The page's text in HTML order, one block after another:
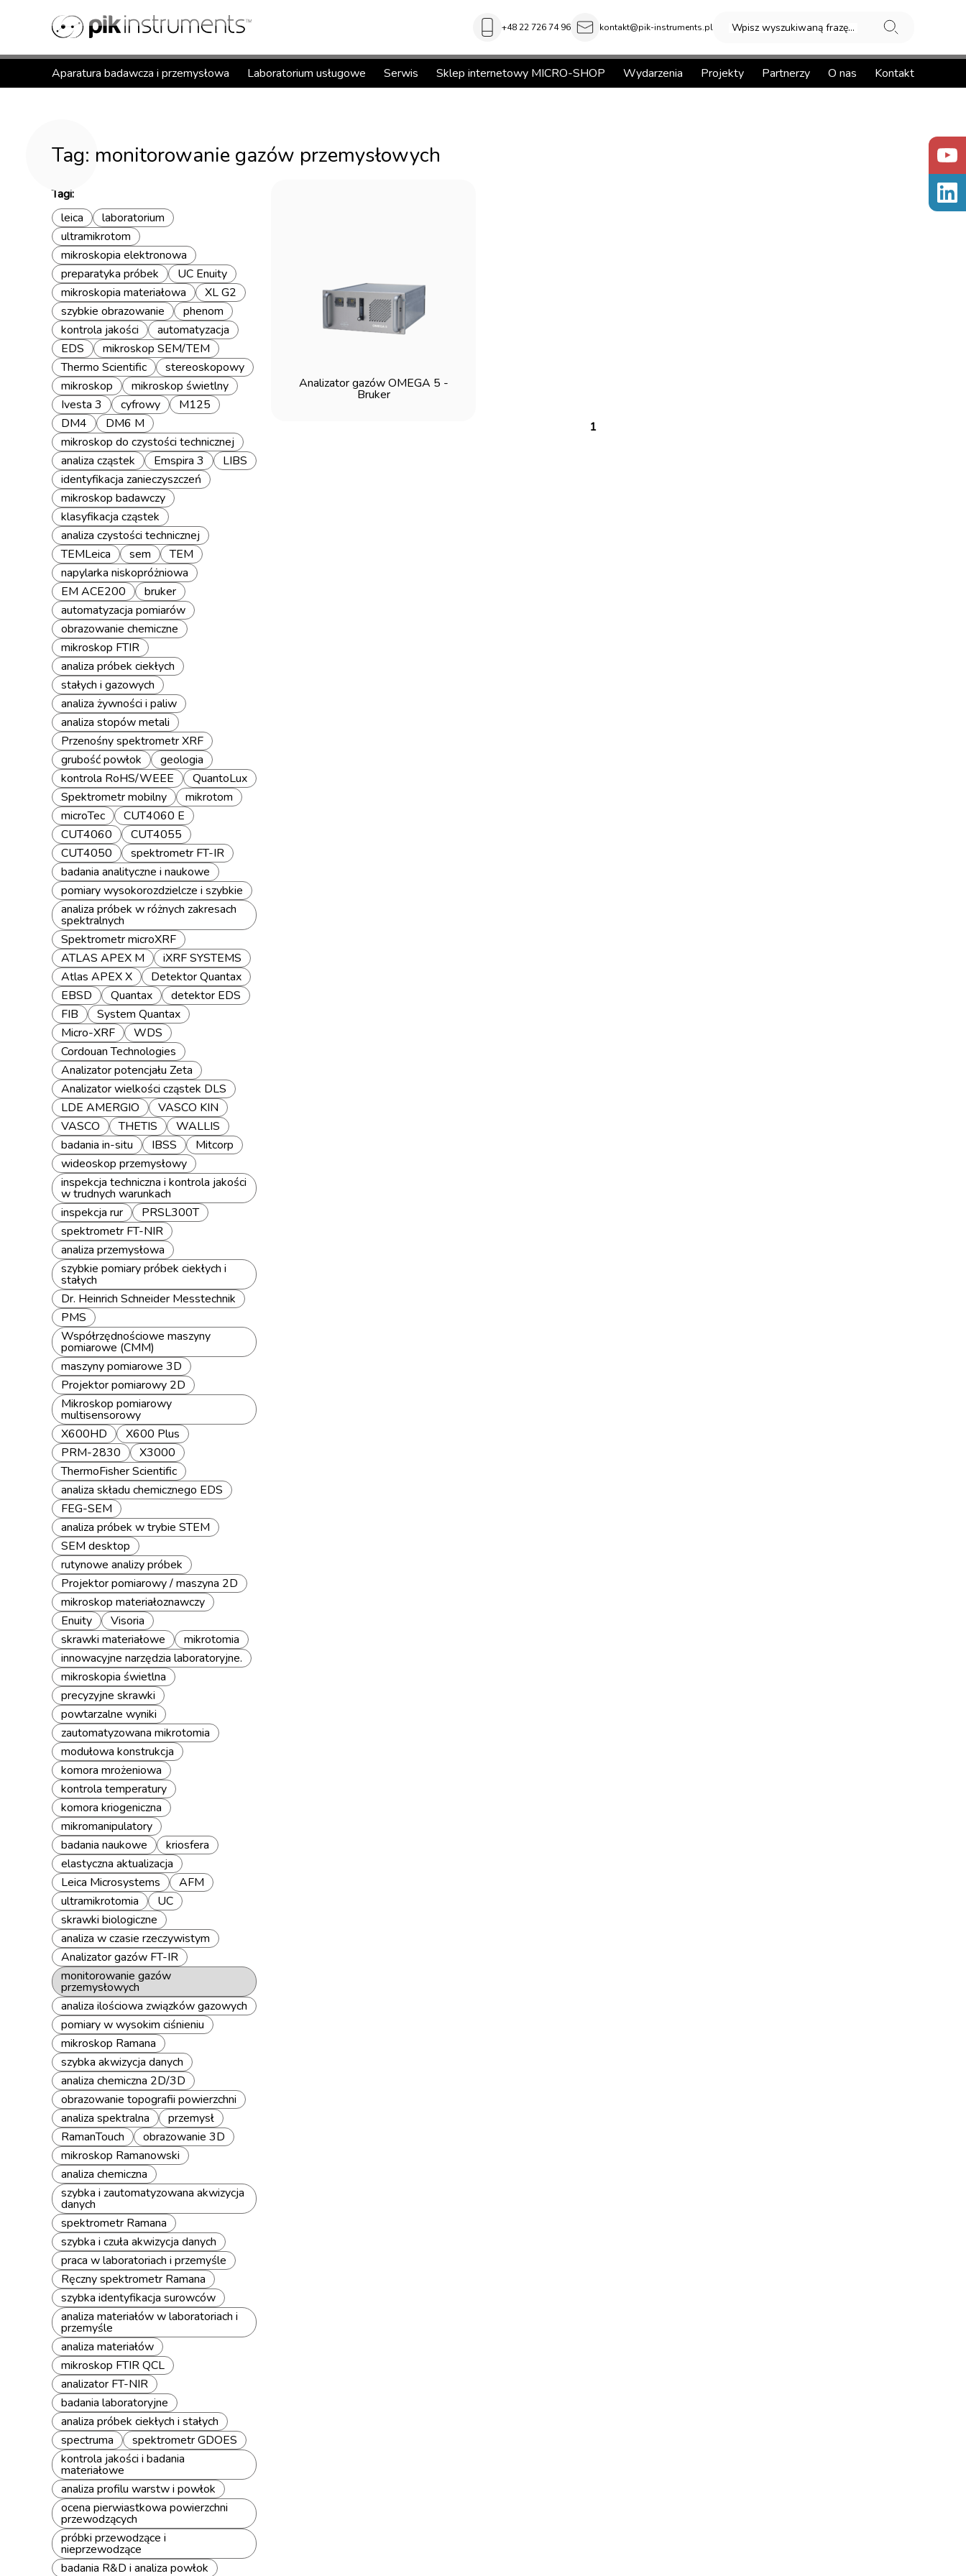
+48 22 726 74 96 kontakt@pik-instruments.pl Wpisz wyszukiwaną frazę...
Aparatura badawcza i przemysłowa Laboratorium usługowe Serwis Sklep internetowy MICRO-SHOP Wydarzenia Projekty Partnerzy O nas Kontakt
Tag: monitorowanie gazów przemysłowych
Tagi:
leica
laboratorium
ultramikrotom
mikroskopia elektronowa
preparatyka próbek
UC Enuity
mikroskopia materiałowa
XL G2
szybkie obrazowanie
phenom
kontrola jakości
automatyzacja
EDS
mikroskop SEM/TEM
Thermo Scientific
stereoskopowy
mikroskop
mikroskop świetlny
Ivesta 3
cyfrowy
M125
DM4
DM6 M
mikroskop do czystości technicznej
analiza cząstek
Emspira 3
LIBS
identyfikacja zanieczyszczeń
mikroskop badawczy
klasyfikacja cząstek
analiza czystości technicznej
TEMLeica
sem
TEM
napylarka niskopróżniowa
EM ACE200
bruker
automatyzacja pomiarów
obrazowanie chemiczne
mikroskop FTIR
analiza próbek ciekłych
stałych i gazowych
analiza żywności i paliw
analiza stopów metali
Przenośny spektrometr XRF
grubość powłok
geologia
kontrola RoHS/WEEE
QuantoLux
Spektrometr mobilny
mikrotom
microTec
CUT4060 E
CUT4060
CUT4055
CUT4050
spektrometr FT-IR
badania analityczne i naukowe
pomiary wysokorozdzielcze i szybkie
analiza próbek w różnych zakresach
spektralnych
Spektrometr microXRF
ATLAS APEX M
iXRF SYSTEMS
Atlas APEX X
Detektor Quantax
EBSD
Quantax
detektor EDS
FIB
System Quantax
Micro-XRF
WDS
Cordouan Technologies
Analizator potencjału Zeta
Analizator wielkości cząstek DLS
LDE AMERGIO
VASCO KIN
VASCO
THETIS
WALLIS
badania in-situ
IBSS
Mitcorp
wideoskop przemysłowy
inspekcja techniczna i kontrola jakości
w trudnych warunkach
inspekcja rur
PRSL300T
spektrometr FT-NIR
analiza przemysłowa
szybkie pomiary próbek ciekłych i
stałych
Dr. Heinrich Schneider Messtechnik
PMS
Współrzędnościowe maszyny
pomiarowe (CMM)
maszyny pomiarowe 3D
Projektor pomiarowy 2D
Mikroskop pomiarowy
multisensorowy
X600HD
X600 Plus
PRM-2830
X3000
ThermoFisher Scientific
analiza składu chemicznego EDS
FEG-SEM
analiza próbek w trybie STEM
SEM desktop
rutynowe analizy próbek
Projektor pomiarowy / maszyna 2D
mikroskop materiałoznawczy
Enuity
Visoria
skrawki materiałowe
mikrotomia
innowacyjne narzędzia laboratoryjne.
mikroskopia świetlna
precyzyjne skrawki
powtarzalne wyniki
zautomatyzowana mikrotomia
modułowa konstrukcja
komora mrożeniowa
kontrola temperatury
komora kriogeniczna
mikromanipulatory
badania naukowe
kriosfera
elastyczna aktualizacja
Leica Microsystems
AFM
ultramikrotomia
UC
skrawki biologiczne
analiza w czasie rzeczywistym
Analizator gazów FT-IR
monitorowanie gazów
przemysłowych
analiza ilościowa związków gazowych
pomiary w wysokim ciśnieniu
mikroskop Ramana
szybka akwizycja danych
analiza chemiczna 2D/3D
obrazowanie topografii powierzchni
analiza spektralna
przemysł
RamanTouch
obrazowanie 3D
mikroskop Ramanowski
analiza chemiczna
szybka i zautomatyzowana akwizycja
danych
spektrometr Ramana
szybka i czuła akwizycja danych
praca w laboratoriach i przemyśle
Ręczny spektrometr Ramana
szybka identyfikacja surowców
analiza materiałów w laboratoriach i
przemyśle
analiza materiałów
mikroskop FTIR QCL
analizator FT-NIR
badania laboratoryjne
analiza próbek ciekłych i stałych
spectruma
spektrometr GDOES
kontrola jakości i badania
materiałowe
analiza profilu warstw i powłok
ocena pierwiastkowa powierzchni
przewodzących
próbki przewodzące i
nieprzewodzące
badania R&D i analiza powłok
Analizator gazów OMEGA 5 -
Bruker
1